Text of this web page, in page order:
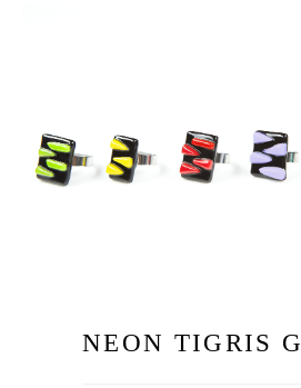
NEON TIGRIS